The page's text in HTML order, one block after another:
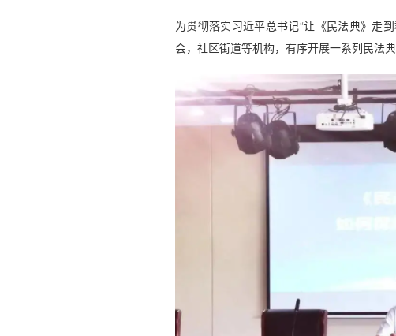
为贯彻落实习近平总书记“让《民法典》走
会，社区街道等机构，有序开展一系列民法